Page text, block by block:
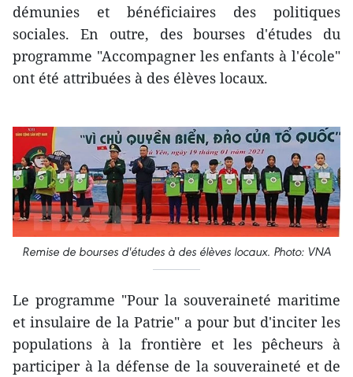
démunies et bénéficiaires des politiques
sociales. En outre, des bourses d'études du
programme "Accompagner les enfants à l'école"
ont été attribuées à des élèves locaux.
Remise de bourses d'études à des élèves locaux. Photo: VNA
Le programme "Pour la souveraineté maritime
et insulaire de la Patrie" a pour but d'inciter les
populations à la frontière et les pêcheurs à
participer à la défense de la souveraineté et de